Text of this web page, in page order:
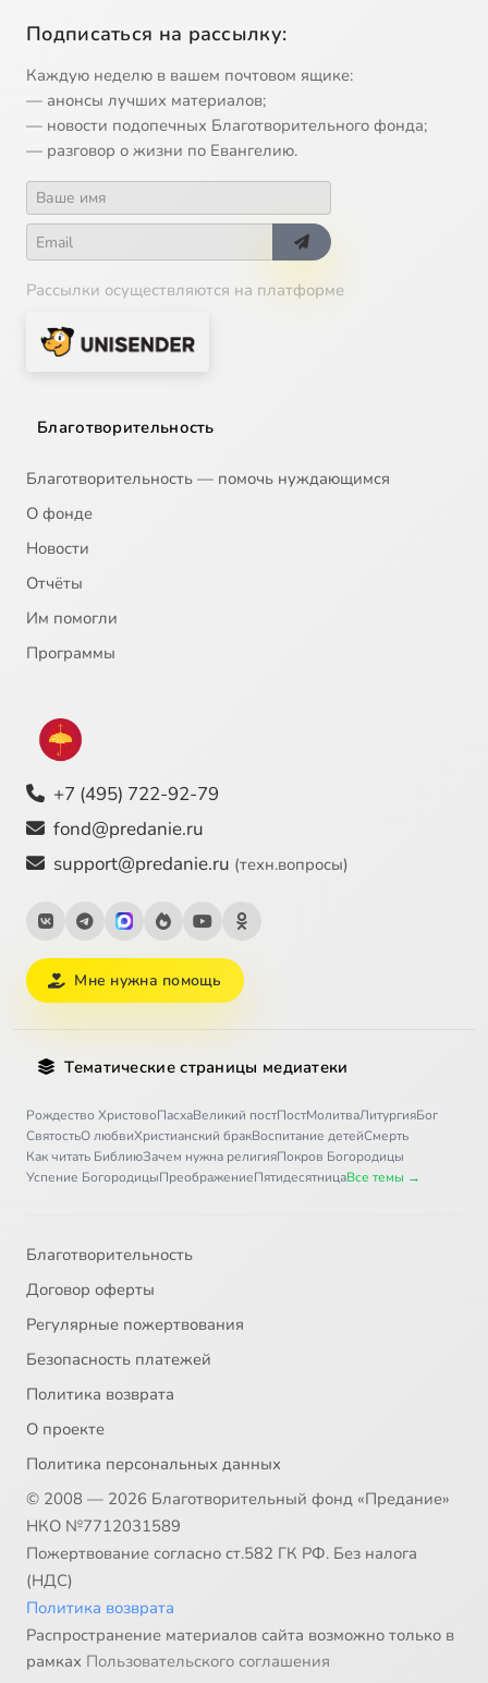
Подписаться на рассылку:
Каждую неделю в вашем почтовом ящике:
— анонсы лучших материалов;
— новости подопечных Благотворительного фонда;
— разговор о жизни по Евангелию.
Рассылки осуществляются на платформе
Благотворительность
Благотворительность — помочь нуждающимся
О фонде
Новости
Отчёты
Им помогли
Программы
+7 (495) 722-92-79
fond@predanie.ru
support@predanie.ru (техн.вопросы)
Мне нужна помощь
Тематические страницы медиатеки
Рождество ХристовоПасхаВеликий постПостМолитваЛитургияБог
СвятостьО любвиХристианский бракВоспитание детейСмерть
Как читать БиблиюЗачем нужна религияПокров Богородицы
Успение БогородицыПреображениеПятидесятницаВсе темы →
Благотворительность
Договор оферты
Регулярные пожертвования
Безопасность платежей
Политика возврата
О проекте
Политика персональных данных
© 2008 — 2026 Благотворительный фонд «Предание»
НКО №7712031589
Пожертвование согласно ст.582 ГК РФ. Без налога
(НДС)
Политика возврата
Распространение материалов сайта возможно только в
рамках Пользовательского соглашения